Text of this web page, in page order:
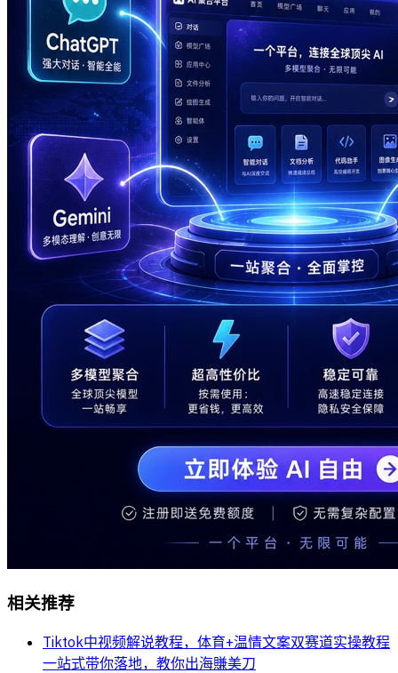
相关推荐
Tiktok中视频解说教程，体育+温情文案双赛道实操教程
一站式带你落地，教你出海賺美刀